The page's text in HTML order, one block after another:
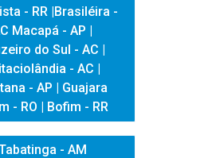
- RR |Brasiléira -
Macapá - AP |
do Sul - AC |
- AC |
- AP | Guajara
- RO | Bofim - RR
- AM